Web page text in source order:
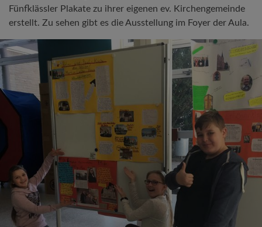
Fünfklässler Plakate zu ihrer eigenen ev. Kirchengemeinde
erstellt. Zu sehen gibt es die Ausstellung im Foyer der Aula.